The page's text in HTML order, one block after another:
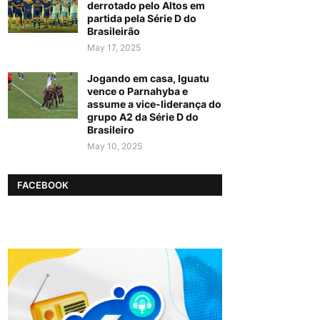
derrotado pelo Altos em
partida pela Série D do
Brasileirão
May 17, 2025
Jogando em casa, Iguatu
vence o Parnahyba e
assume a vice-liderança do
grupo A2 da Série D do
Brasileiro
May 10, 2025
FACEBOOK